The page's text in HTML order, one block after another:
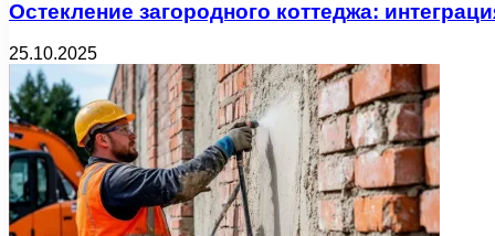
Остекление загородного коттеджа:
25.10.2025